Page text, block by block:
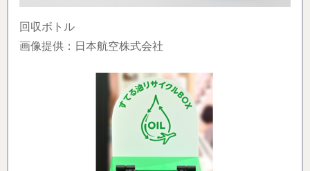
回収ボトル
画像提供：日本航空株式会社